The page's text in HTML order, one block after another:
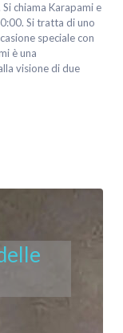
chiama Karapami e
Si tratta di uno
speciale con
è una
visione di due